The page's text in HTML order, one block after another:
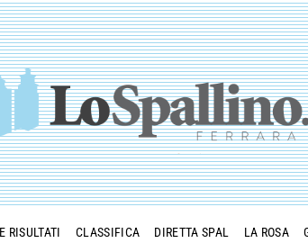
RISULTATI CLASSIFICA DIRETTA SPAL LA ROSA